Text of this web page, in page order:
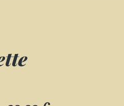
Regulärer Preis: